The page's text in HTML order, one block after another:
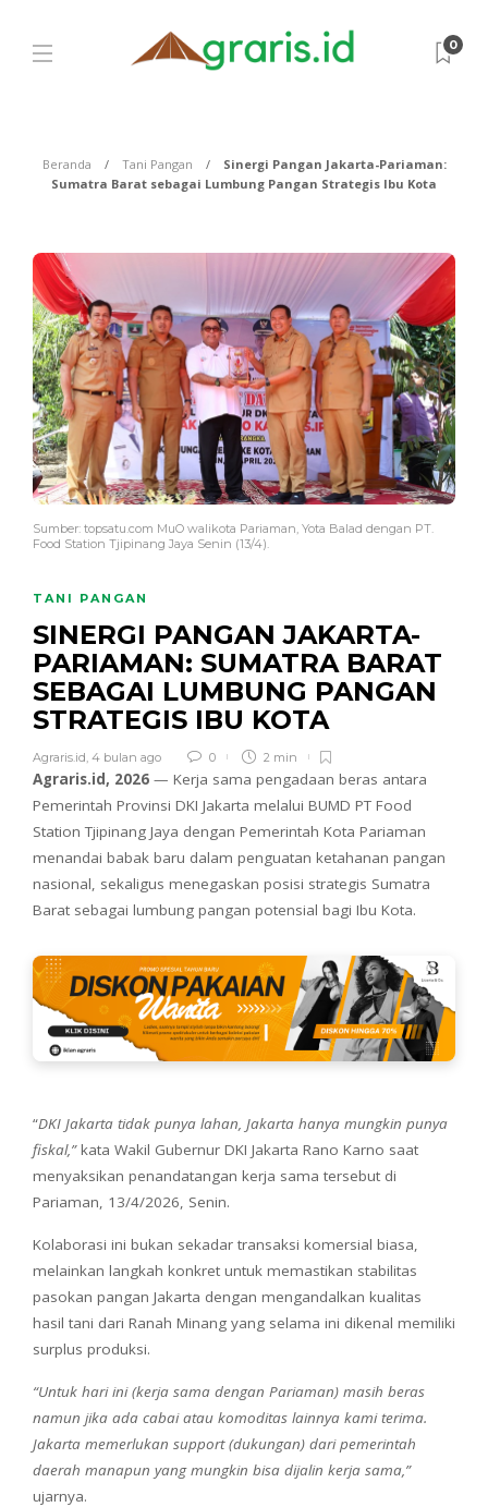
0
Beranda Tani Pangan
Sinergi Pangan Jakarta-Pariaman:
Sumatra Barat sebagai Lumbung Pangan Strategis Ibu Kota
Sumber: topsatu.com MuO walikota Pariaman, Yota Balad dengan PT.
Food Station Tjipinang Jaya Senin (13/4).
TANI PANGAN
SINERGI PANGAN JAKARTA-
PARIAMAN: SUMATRA BARAT
SEBAGAI LUMBUNG PANGAN
STRATEGIS IBU KOTA
Agraris.id 4 bulan ago 0 2 min
Agraris.id, 2026 — Kerja sama pengadaan beras antara
Pemerintah Provinsi DKI Jakarta melalui BUMD PT Food
Station Tjipinang Jaya dengan Pemerintah Kota Pariaman
menandai babak baru dalam penguatan ketahanan pangan
nasional, sekaligus menegaskan posisi strategis Sumatra
Barat sebagai lumbung pangan potensial bagi Ibu Kota.
“DKI Jakarta tidak punya lahan, Jakarta hanya mungkin punya
fiskal,”kata Wakil Gubernur DKI Jakarta Rano Karno saat
menyaksikan penandatangan kerja sama tersebut di
Pariaman, 13/4/2026, Senin.
Kolaborasi ini bukan sekadar transaksi komersial biasa,
melainkan langkah konkret untuk memastikan stabilitas
pasokan pangan Jakarta dengan mengandalkan kualitas
hasil tani dari Ranah Minang yang selama ini dikenal memiliki
surplus produksi.
“Untuk hari ini (kerja sama dengan Pariaman) masih beras
namun jika ada cabai atau komoditas lainnya kami terima.
Jakarta memerlukan support (dukungan) dari pemerintah
daerah manapun yang mungkin bisa dijalin kerja sama,”
ujarnya.